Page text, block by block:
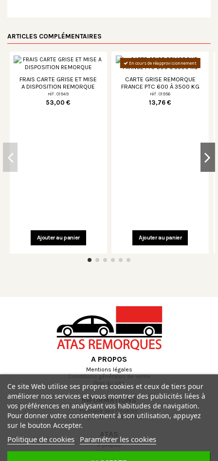
ARTICLES COMPLÉMENTAIRES
FRAIS CARTE GRISE ET MISE
A DISPOSITION REMORQUE
réf : 01949
53,00 €
Ajouter au panier
En cours de réapprovisionnement
CARTE GRISE REMORQUE
FRANCE PTC 600 À 3500 KG
réf : 01956
13,76 €
Ajouter au panier
A PROPOS
Mentions légales
Conditions générales de vente
Plan du site
INFORMATIONS
Politique des Cookies
Politique de confidentialité
ATAS
A propos
Livraison
Ce site Web utilise ses propres cookies et ceux de tiers pour
améliorer nos services et vous montrer des publicités liées à
vos préférences en analysant vos habitudes de navigation.
Pour donner votre consentement à son utilisation, appuyez
sur le bouton Accepter.
Politique de cookies Paramétrer les cookies